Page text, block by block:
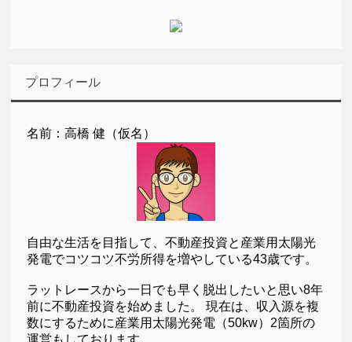
プロフィール
名前：高橋 健（仮名）
自由な生活を目指して、不動産投資と産業用太陽光
発電でコツコツ不労所得を増やしている43歳です。
ラットレースから一日でも早く脱出したいと思い8年
前に不動産投資を始めました。 現在は、収入源を複
数にするために産業用太陽光発電（50kw）2箇所の
運営もしております。